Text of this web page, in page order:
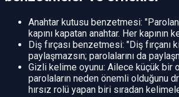
Anahtar kutusu benzetmesi:
kapını kapatan anahtar. Her kapının
Diş fırçası benzetmesi: "Diş fırçanı
paylaşmazsın; parolalarını da
Gizli kelime oyunu: Ailece küçük bir
parolaların neden önemli olduğunu
hırsız rolü yapan biri sıradan